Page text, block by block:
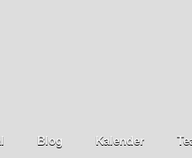
Blog Kalender